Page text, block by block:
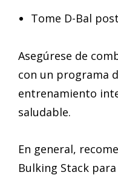
Tome D-Bal
Asegúrese de
con un programa
entrenamiento
saludable.
En general,
Bulking Stack